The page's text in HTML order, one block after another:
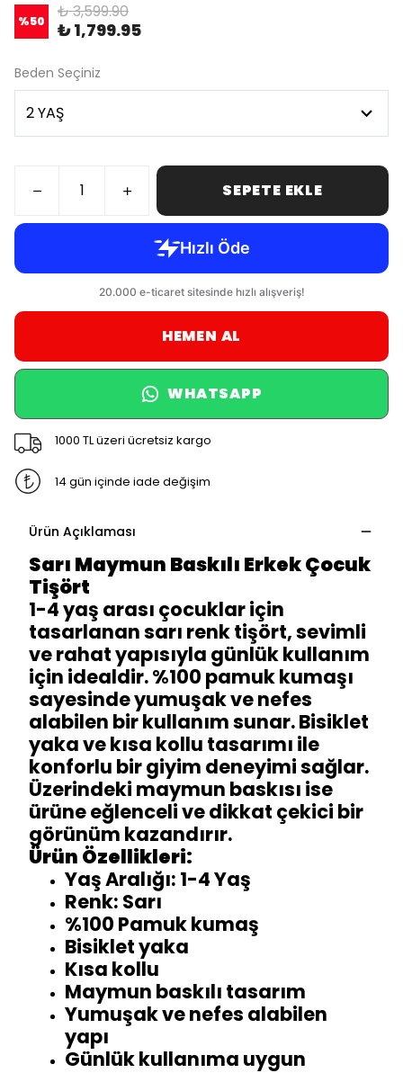
%50 ₺ 3,599.90
₺ 1,799.95
Beden Seçiniz
SEPETE EKLE
HEMEN AL
WHATSAPP
1000 TL üzeri ücretsiz kargo
14 gün içinde iade değişim
Ürün Açıklaması
Sarı Maymun Baskılı Erkek Çocuk
Tişört
1-4 yaş arası çocuklar için
tasarlanan sarı renk tişört, sevimli
ve rahat yapısıyla günlük kullanım
için idealdir. %100 pamuk kumaşı
sayesinde yumuşak ve nefes
alabilen bir kullanım sunar. Bisiklet
yaka ve kısa kollu tasarımı ile
konforlu bir giyim deneyimi sağlar.
Üzerindeki maymun baskısı ise
ürüne eğlenceli ve dikkat çekici bir
görünüm kazandırır.
Ürün Özellikleri:
Yaş Aralığı: 1-4 Yaş
Renk: Sarı
%100 Pamuk kumaş
Bisiklet yaka
Kısa kollu
Maymun baskılı tasarım
Yumuşak ve nefes alabilen
yapı
Günlük kullanıma uygun